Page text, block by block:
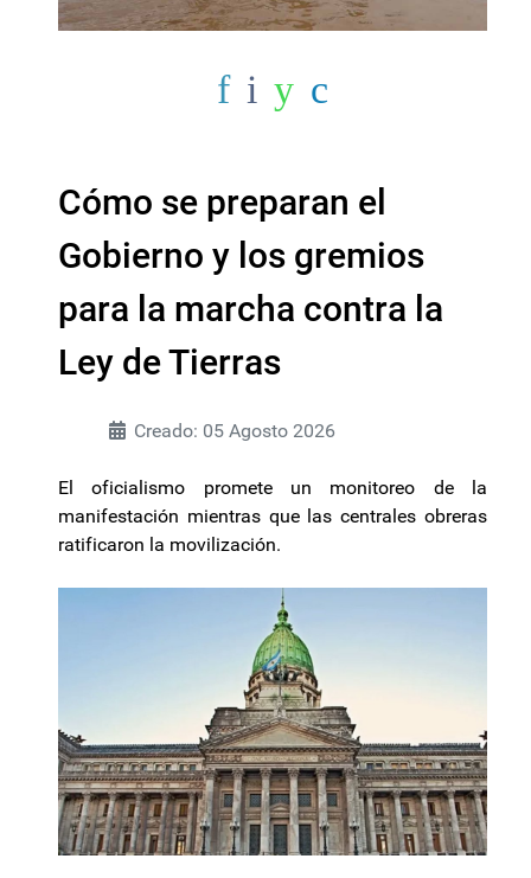
Cómo se preparan el
Gobierno y los gremios
para la marcha contra la
Ley de Tierras
Creado: 05 Agosto 2026
El oficialismo promete un monitoreo de la
manifestación mientras que las centrales obreras
ratificaron la movilización.